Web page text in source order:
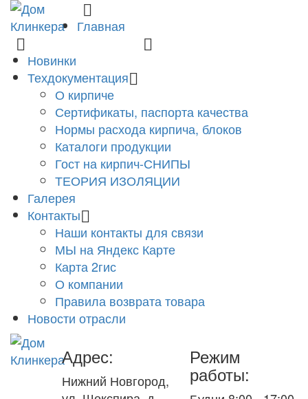
Главная
Новинки
Техдокументация
О кирпиче
Сертификаты, паспорта качества
Нормы расхода кирпича, блоков
Каталоги продукции
Гост на кирпич-СНИПЫ
ТЕОРИЯ ИЗОЛЯЦИИ
Галерея
Контакты
Наши контакты для связи
МЫ на Яндекс Карте
Карта 2гис
О компании
Правила возврата товара
Новости отрасли
Адрес:
Нижний Новгород,
Режим
работы: